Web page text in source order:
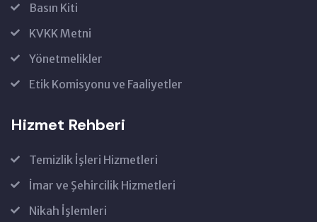
Basın Kiti
KVKK Metni
Yönetmelikler
Etik Komisyonu ve Faaliyetler
Hizmet Rehberi
Temizlik İşleri Hizmetleri
İmar ve Şehircilik Hizmetleri
Nikah İşlemleri